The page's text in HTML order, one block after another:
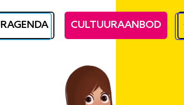
CULTUURAANBOD